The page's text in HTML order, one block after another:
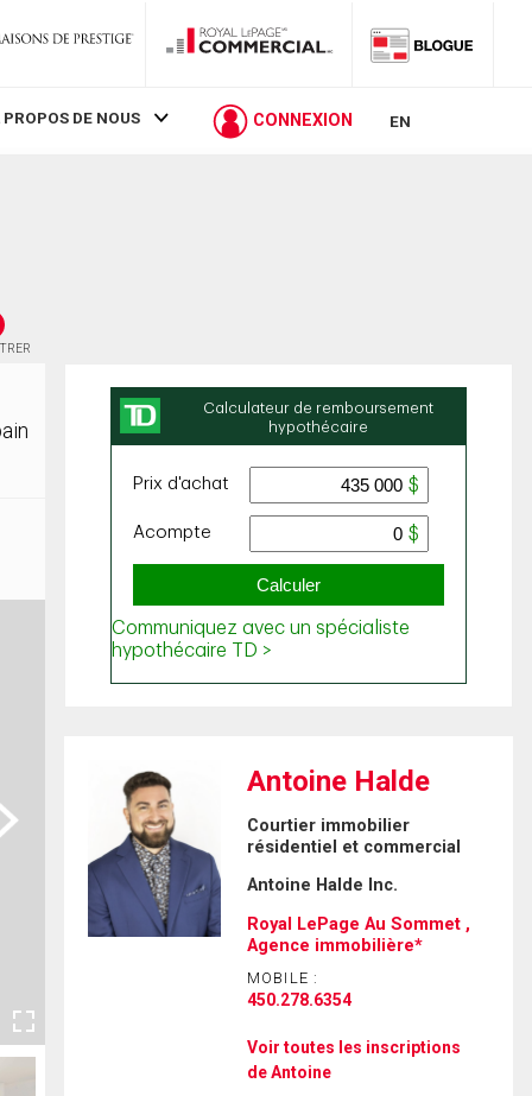
PROPOS DE NOUS CONNEXION EN
Antoine Halde
Courtier immobilier
résidentiel et commercial
Antoine Halde Inc.
Royal LePage Au Sommet ,
Agence immobilière*
MOBILE :
450.278.6354
Voir toutes les inscriptions
de Antoine